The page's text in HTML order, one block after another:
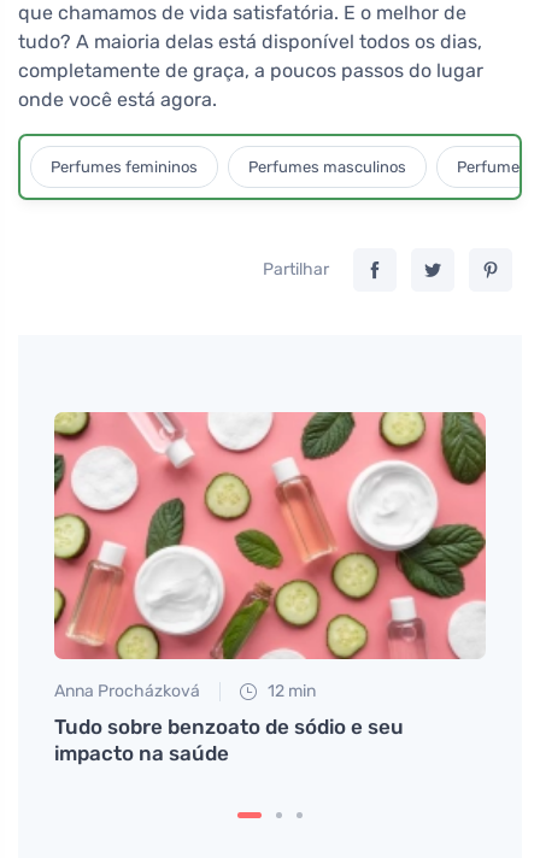
que chamamos de vida satisfatória. E o melhor de
tudo? A maioria delas está disponível todos os dias,
completamente de graça, a poucos passos do lugar
onde você está agora.
Perfumes femininos Perfumes masculinos Perfumes
Partilhar
Anna Procházková 12 min
Tudo sobre benzoato de sódio e seu
impacto na saúde